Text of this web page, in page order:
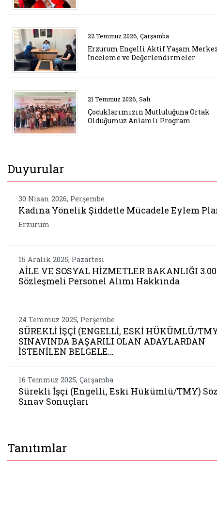
Belgeyi aç: erzurum engelli
22 Temmuz 2026, Çarşamba
Erzurum Engelli Aktif Yaşam
İnceleme ve Değerlendirmeler
Belgeyi aç: cocuklarimizin
21 Temmuz 2026, Salı
Çocuklarımızın Mutluluğuna Ortak
Olduğumuz Anlamlı Program
Duyurular
30 Nisan 2026, Perşembe
Kadına Yönelik Şiddetle Mücadele Eylem
Erzurum
15 Aralık 2025, Pazartesi
AİLE VE SOSYAL HİZMETLER BAKANLIĞI
Sözleşmeli Personel Alımı Hakkında
24 Temmuz 2025, Perşembe
SÜREKLİ İŞÇİ (ENGELLİ, ESKİ HÜKÜMLÜ/
SINAVINDA BAŞARILI OLAN ADAYLARDAN
İSTENİLEN BELGELE…
16 Temmuz 2025, Çarşamba
Sürekli İşçi (Engelli, Eski Hükümlü/TMY)
Sınav Sonuçları
Tanıtımlar